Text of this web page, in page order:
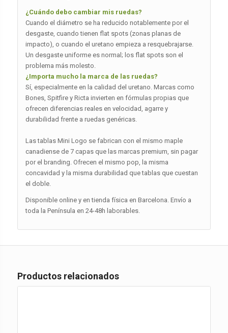
¿Cuándo debo cambiar mis ruedas?
Cuando el diámetro se ha reducido notablemente por el
desgaste, cuando tienen flat spots (zonas planas de
impacto), o cuando el uretano empieza a resquebrajarse.
Un desgaste uniforme es normal; los flat spots son el
problema más molesto.
¿Importa mucho la marca de las ruedas?
Sí, especialmente en la calidad del uretano. Marcas como
Bones, Spitfire y Ricta invierten en fórmulas propias que
ofrecen diferencias reales en velocidad, agarre y
durabilidad frente a ruedas genéricas.
Las tablas Mini Logo se fabrican con el mismo maple
canadiense de 7 capas que las marcas premium, sin pagar
por el branding. Ofrecen el mismo pop, la misma
concavidad y la misma durabilidad que tablas que cuestan
el doble.
Disponible online y en tienda física en Barcelona. Envío a
toda la Península en 24-48h laborables.
Productos relacionados